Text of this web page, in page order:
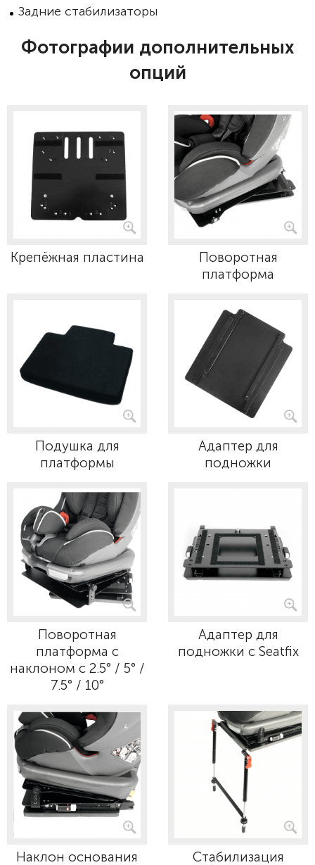
Задние стабилизаторы
Фотографии дополнительных
опций
Крепёжная пластина
Поворотная
платформа
Подушка для
платформы
Адаптер для
подножки
Поворотная
платформа с
наклоном с 2.5° / 5° /
7.5° / 10°
Адаптер для
подножки с Seatfix
Наклон основания Стабилизация